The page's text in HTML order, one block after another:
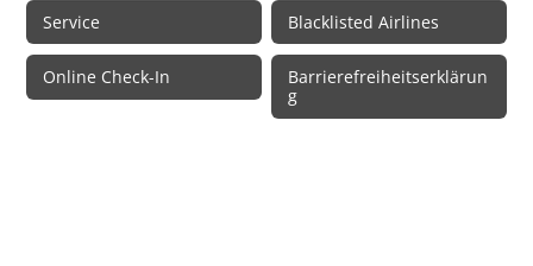
Service Blacklisted Airlines
Online Check-In
Barrierefreiheitserklärun
g